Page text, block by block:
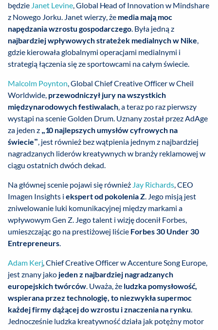
będzie Janet Levine, Global Head of Innovation w Mindshare
z Nowego Jorku. Janet wierzy, że media mają moc
napędzania wzrostu gospodarczego. Była jedną z
najbardziej wpływowych strateżek medialnych w Nike,
gdzie kierowała globalnymi operacjami medialnymi i
strategią łączenia się ze sportowcami na całym świecie.
Malcolm Poynton, Global Chief Creative Officer w Cheil
Worldwide, przewodniczył jury na wszystkich
międzynarodowych festiwalach, a teraz po raz pierwszy
wystąpi na scenie Golden Drum. Uznany został przez AdAge
za jeden z „10 najlepszych umysłów cyfrowych na
świecie”, jest również bez wątpienia jednym z najbardziej
nagradzanych liderów kreatywnych w branży reklamowej w
ciągu ostatnich dwóch dekad.
Na głównej scenie pojawi się również Jay Richards, CEO
Imagen Insights i ekspert od pokolenia Z. Jego misją jest
zniwelowanie luki komunikacyjnej między markami a
wpływowym Gen Z. Jego talent i wizję docenił Forbes,
umieszczając go na prestiżowej liście Forbes 30 Under 30
Entrepreneurs.
Adam Kerj, Chief Creative Officer w Accenture Song Europe,
jest znany jako jeden z najbardziej nagradzanych
europejskich twórców. Uważa, że ludzka pomysłowość,
wspierana przez technologię, to niezwykła supermoc
każdej firmy dążącej do wzrostu i znaczenia na rynku.
Jednocześnie ludzka kreatywność działa jak potężny motor